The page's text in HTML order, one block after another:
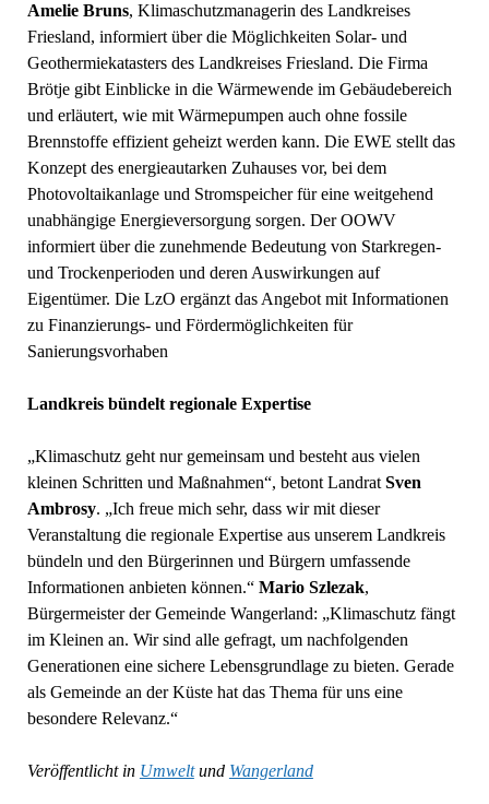
Amelie Bruns, Klimaschutzmanagerin des Landkreises
Friesland, informiert über die Möglichkeiten Solar- und
Geothermiekatasters des Landkreises Friesland. Die Firma
Brötje gibt Einblicke in die Wärmewende im Gebäudebereich
und erläutert, wie mit Wärmepumpen auch ohne fossile
Brennstoffe effizient geheizt werden kann. Die EWE stellt das
Konzept des energieautarken Zuhauses vor, bei dem
Photovoltaikanlage und Stromspeicher für eine weitgehend
unabhängige Energieversorgung sorgen. Der OOWV
informiert über die zunehmende Bedeutung von Starkregen-
und Trockenperioden und deren Auswirkungen auf
Eigentümer. Die LzO ergänzt das Angebot mit Informationen
zu Finanzierungs- und Fördermöglichkeiten für
Sanierungsvorhaben
Landkreis bündelt regionale Expertise
„Klimaschutz geht nur gemeinsam und besteht aus vielen
kleinen Schritten und Maßnahmen“, betont Landrat Sven
Ambrosy. „Ich freue mich sehr, dass wir mit dieser
Veranstaltung die regionale Expertise aus unserem Landkreis
bündeln und den Bürgerinnen und Bürgern umfassende
Informationen anbieten können.“ Mario Szlezak,
Bürgermeister der Gemeinde Wangerland: „Klimaschutz fängt
im Kleinen an. Wir sind alle gefragt, um nachfolgenden
Generationen eine sichere Lebensgrundlage zu bieten. Gerade
als Gemeinde an der Küste hat das Thema für uns eine
besondere Relevanz.“
Veröffentlicht in Umweltund Wangerland